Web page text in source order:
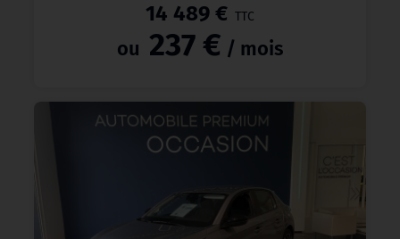
14 489 € TTC
ou 237 € / mois